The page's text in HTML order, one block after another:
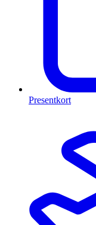
Presentkort